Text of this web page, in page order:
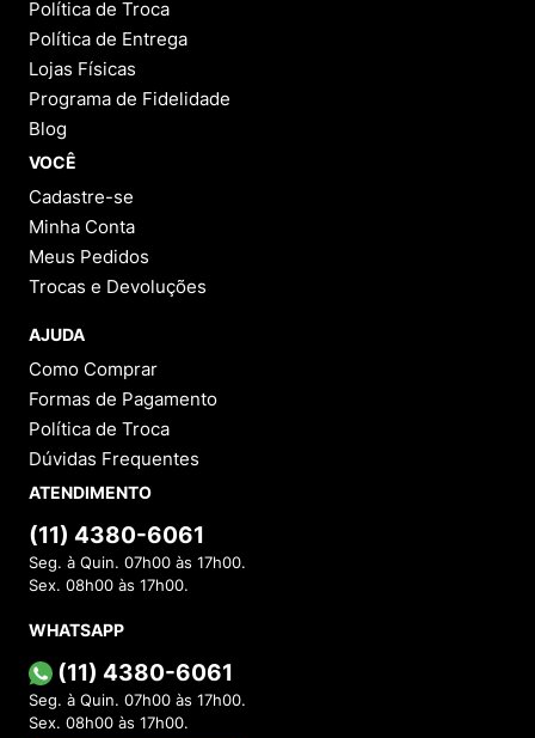
Política de Troca
Política de Entrega
Lojas Físicas
Programa de Fidelidade
Blog
VOCÊ
Cadastre-se
Minha Conta
Meus Pedidos
Trocas e Devoluções
AJUDA
Como Comprar
Formas de Pagamento
Política de Troca
Dúvidas Frequentes
ATENDIMENTO
(11) 4380-6061
Seg. à Quin. 07h00 às 17h00.
Sex. 08h00 às 17h00.
WHATSAPP
(11) 4380-6061
Seg. à Quin. 07h00 às 17h00.
Sex. 08h00 às 17h00.